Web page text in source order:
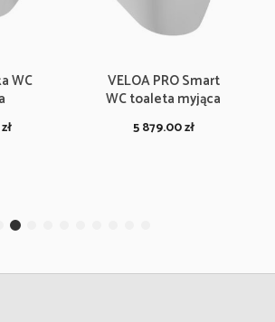
WC
zł
VELOA PRO Smart
WC toaleta myjąca
5 879.00zł